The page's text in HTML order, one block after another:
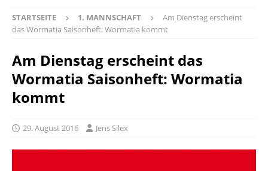
STARTSEITE 1. MANNSCHAFT
Am Dienstag erscheint
das Wormatia Saisonheft: Wormatia kommt
Am Dienstag erscheint das
Wormatia Saisonheft: Wormatia
kommt
29. August 2016 Jens Silex